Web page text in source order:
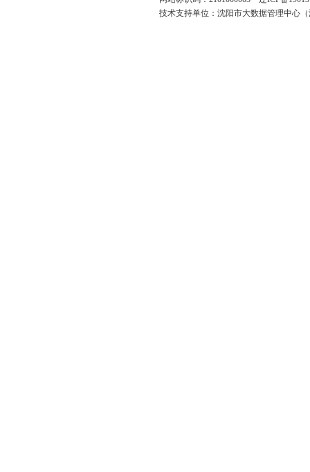
技术支持单位：沈阳市大数据管理中心